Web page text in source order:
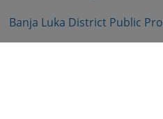
Banja Luka District Public